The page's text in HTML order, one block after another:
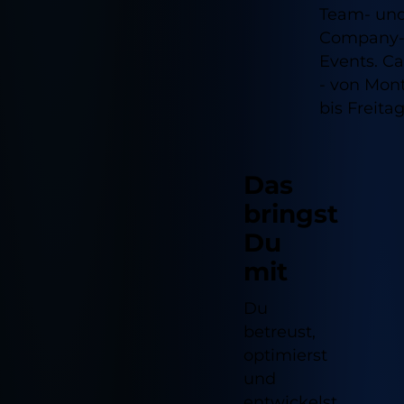
Team-
Company-
Events.
- von
bis
Das
bringst
Du
mit
Du
betreust,
optimierst
und